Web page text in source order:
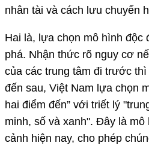
nhân tài và cách lưu chuyển
Hai là, lựa chọn mô hình độc
phá. Nhận thức rõ nguy cơ
của các trung tâm đi trước
đến sau, Việt Nam lựa chọn
hai điểm đến” với triết lý
minh, số và xanh". Đây là
cảnh hiện nay, cho phép